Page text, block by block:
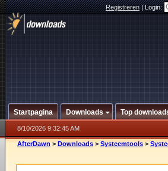
Registreren|Login:
Startpagina Downloads Top
8/10/2026 9:32:45 AM
AfterDawn > Downloads > Systeemtools >